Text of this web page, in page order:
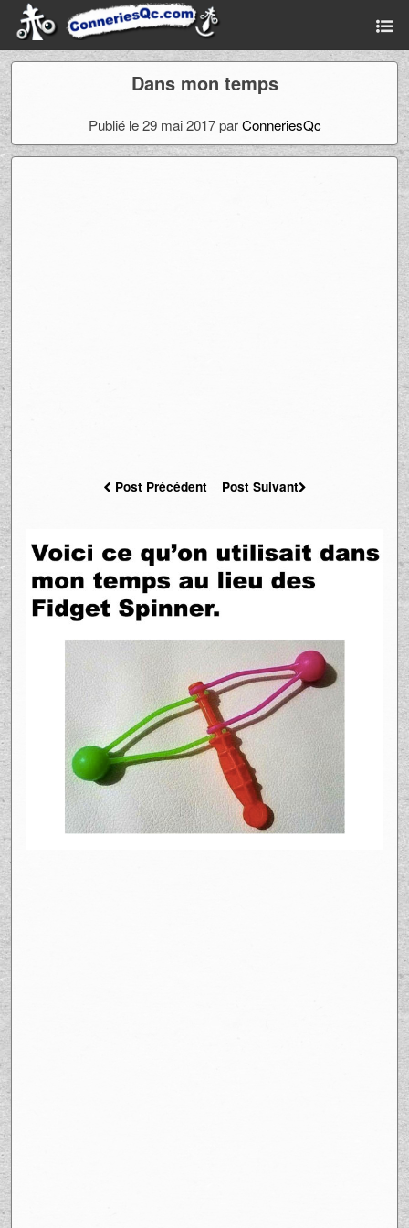
Dans mon temps
Publié le 29 mai 2017 parConneriesQc
Post Précédent Post Suivant